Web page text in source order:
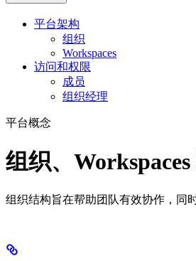
平台架构
组织
Workspaces
访问和权限
成员
组织经理
平台概念
组织、
组织结构旨在帮助团队有效协作，同